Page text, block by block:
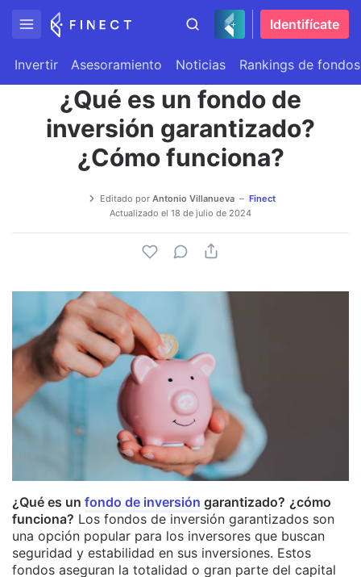
Identifícate
Invertir Asesoramiento Noticias Rankings de fondos
¿Qué es un fondo de
inversión garantizado?
¿Cómo funciona?
Editado por Antonio Villanueva
Finect
Actualizado el 18 de julio de 2024
¿Qué es un fondo de inversión garantizado? ¿cómo
funciona? Los fondos de inversión garantizados son
una opción popular para los inversores que buscan
seguridad y estabilidad en sus inversiones. Estos
fondos aseguran la totalidad o gran parte del capital